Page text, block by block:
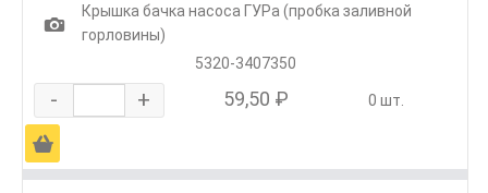
1
Крышка бачка насоса ГУРа (пробка заливной
горловины)
5320-3407350
- + 59,50 ₽ 0 шт.
Ä